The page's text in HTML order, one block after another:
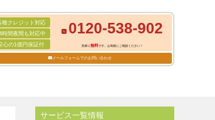
種クレジット対応
時間夜間も対応中
心の1億円保証付
0120-538-902
見積り無料です。お気軽にご相談ください！
メールフォームでのお問い合わせ
サービス一覧情報